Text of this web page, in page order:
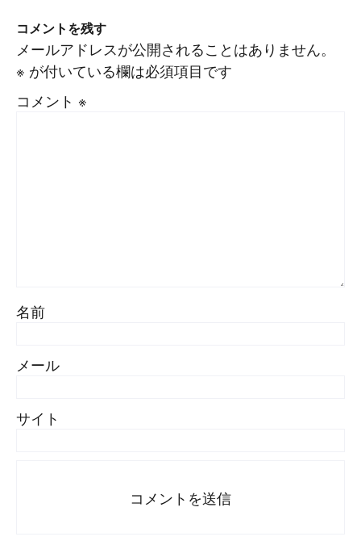
コメントを残す
メールアドレスが公開されることはありません。
※ が付いている欄は必須項目です
コメント ※
名前
メール
サイト